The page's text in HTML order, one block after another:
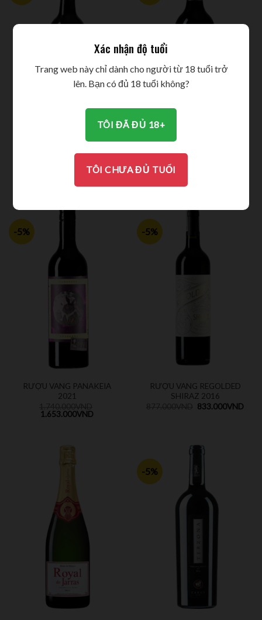
ESTATE VINEYERD 2019
496.000VND
2015
1.740.000
1.653.000
-5%
RƯỢU VANG PANAKEIA
2021
1.653.000VND
-5%
RƯỢU VANG REGOLDED
SHIRAZ 2016
833.000VND
-5%
Xác nhận độ tuổi
Trang web này chỉ dành cho người từ 18 tuổi trở
lên. Bạn có đủ 18 tuổi không?
TÔI ĐÃ ĐỦ 18+
TÔI CHƯA ĐỦ TUỔI